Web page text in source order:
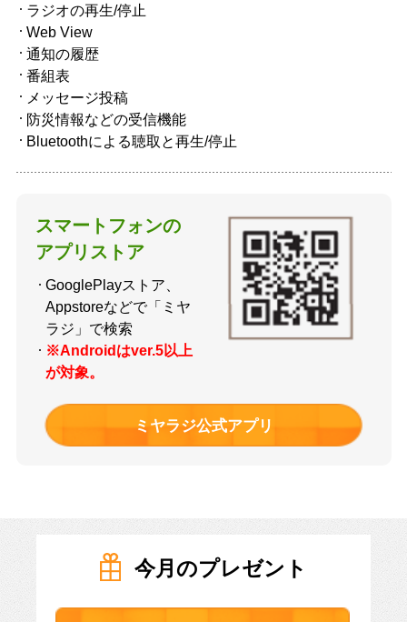
今月のプレゼント
ラジオの再生/停止
Web View
通知の履歴
番組表
メッセージ投稿
防災情報などの受信機能
Bluetoothによる聴取と再生/停止
スマートフォンの
アプリストア
GooglePlayストア、
Appstoreなどで「ミヤ
ラジ」で検索
※Androidはver.5以上
が対象。
ミヤラジ公式アプリ